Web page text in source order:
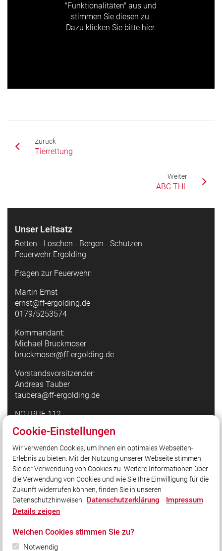
"Funktionalitäten" aus und
stimmen Sie diesen zu.
Dazu klicken Sie bitte hier.
Zurück
Tierrettung
Weiter
ABC THL
Unser Leitsatz
Retten - Löschen - Bergen - Schützen
Feuerwehr Ergolding
Fragen zur Feuerwehr:
Martin Ernst
ernst@ff-ergolding.de
0179/5253574
Kommandant:
Michael Bruckmoser
bruckmoser@ff-ergolding.de
Vorstandsvorsitzender:
Andreas Tauber
taubera@ff-ergolding.de
NOTRUF 112
Quicklinks
Feuerwehr Mattarello
Pressefotografie24
Social Media
Bleiben Sie mit uns in Kontakt und vernetzen Sie sich
mit uns!
Cookie-Einstellungen
Wir verwenden Cookies, um Ihnen ein optimales Webseiten-
Erlebnis zu bieten. Mit der Nutzung unserer Webseite stimmen
Sie der Verwendung von Cookies zu. Weitere Informationen über
die Verwendung von Cookies und wie Sie Ihre Einwilligung für die
Zukunft widerrufen können, finden Sie in unseren
Datenschutzhinweisen. Datenschutzerklärung
Impressum
Details zeigen
Welchen Cookies stimmen Sie zu?
Notwendig